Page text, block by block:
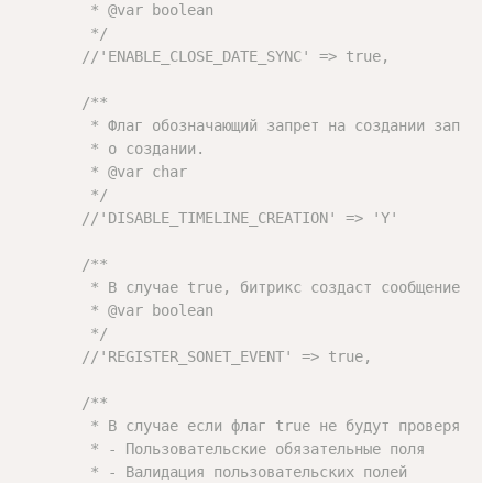
         *
@var boolean
         */
//'ENABLE_CLOSE_DATE_SYNC' => true,
/**
* Флаг обозначающий запрет на создании
         * о создании.
         *
@var char
         */
//'DISABLE_TIMELINE_CREATION' => 'Y'
/**
* В случае true, битрикс создаст сообщение в
         *
@var boolean
         */
//'REGISTER_SONET_EVENT' => true,
/**
* В случае если флаг true не будут
         * - Пользовательские обязательные поля
         * - Валидация пользовательских полей